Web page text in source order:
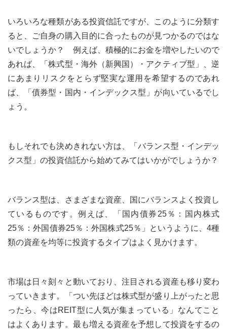
いろいろな種類がある投資信託ですが、このように分類す
ると、ご自身の購入目的に合ったものが見つかるのではな
いでしょうか？ 例えば、積極的にお金を増やしたいので
あれば、「株式型・海外（新興国）・アクティブ型」、逆
にあまりリスクをとらず堅実な運用を希望するのであれ
ば、「債券型・国内・インデックス型」が向いているでし
ょう。
もしそれでも決めきれない方は、「バランス型・インデッ
クス型」の投資信託から始めてみてはいかがでしょうか？
バランス型は、さまざまな資産、国にバランスよく投資し
ているものです。例えば、「国内債券25％：国内株式
25％：外国債券25％：外国株式25％」というように、4種
類の資産を均等に投資するタイプはよく見かけます。
市場は日々刻々と動いており、注目される資産も移り変わ
っていきます。「つい先ほどは株式型が盛り上がったと思
ったら、今はREIT型に人気が集まっている」なんてこと
はよくあります。最も増える資産を予想して投資をするの